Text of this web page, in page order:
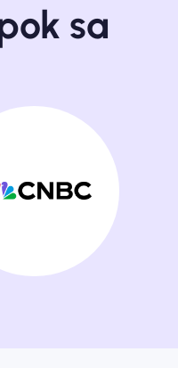
sa